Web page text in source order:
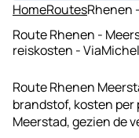
HomeRoutesRhenen
Route Rhenen -
reiskosten -
Route Rhenen
brandstof, kosten
Meerstad, gezien de